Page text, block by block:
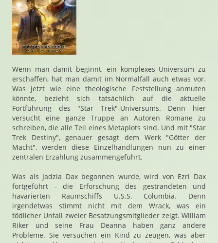
Wenn man damit beginnt, ein komplexes Universum zu
erschaffen, hat man damit im Normalfall auch etwas vor.
Was jetzt wie eine theologische Feststellung anmuten
könnte, bezieht sich tatsächlich auf die aktuelle
Fortführung des "Star Trek"-Universums. Denn hier
versucht eine ganze Truppe an Autoren Romane zu
schreiben, die alle Teil eines Metaplots sind. Und mit "Star
Trek Destiny", genauer gesagt dem Werk "Götter der
Macht", werden diese Einzelhandlungen nun zu einer
zentralen Erzählung zusammengeführt.
Was als Jadzia Dax begonnen wurde, wird von Ezri Dax
fortgeführt - die Erforschung des gestrandeten und
havarierten Raumschiffs U.S.S. Columbia. Denn
irgendetwas stimmt nicht mit dem Wrack, was ein
tödlicher Unfall zweier Besatzungsmitglieder zeigt. William
Riker und seine Frau Deanna haben ganz andere
Probleme. Sie versuchen ein Kind zu zeugen, was aber